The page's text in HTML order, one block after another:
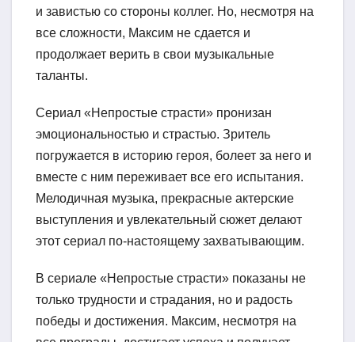
и завистью со стороны коллег. Но, несмотря на
все сложности, Максим не сдается и
продолжает верить в свои музыкальные
таланты.
Сериал «Непростые страсти» пронизан
эмоциональностью и страстью. Зритель
погружается в историю героя, болеет за него и
вместе с ним переживает все его испытания.
Мелодичная музыка, прекрасные актерские
выступления и увлекательный сюжет делают
этот сериал по-настоящему захватывающим.
В сериале «Непростые страсти» показаны не
только трудности и страдания, но и радость
победы и достижения. Максим, несмотря на